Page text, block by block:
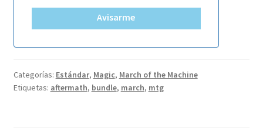
Avisarme
Categorías: Estándar, Magic, March of the Machine
Etiquetas: aftermath, bundle, march, mtg